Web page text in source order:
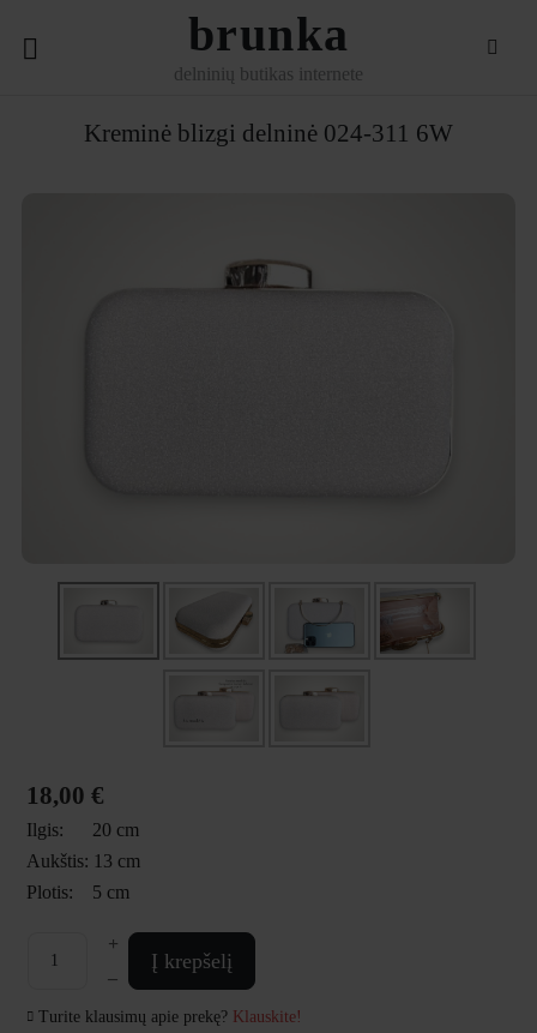
brunka
delninių butikas internete
Kreminė blizgi delninė 024-311 6W
18,00 €
Ilgis:
20 cm
Aukštis: 13 cm
Plotis:
5 cm
+
–
Į krepšelį
Turite klausimų apie prekę? Klauskite!